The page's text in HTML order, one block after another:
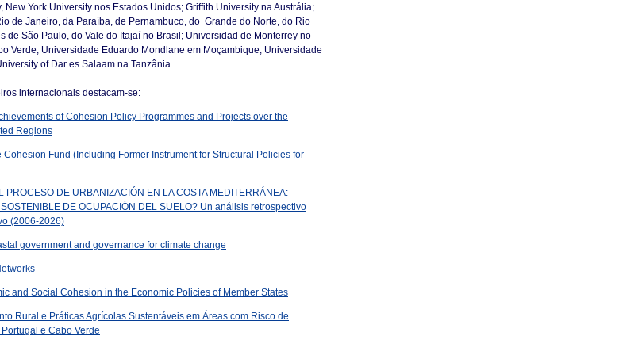
New York University nos Estados Unidos; Griffith University na Austrália;
de Janeiro, da Paraíba, de Pernambuco, do Grande do Norte, do Rio
de São Paulo, do Vale do Itajaí no Brasil; Universidad de Monterrey no
Verde; Universidade Eduardo Mondlane em Moçambique; Universidade
of Dar es Salaam na Tanzânia.
internacionais destacam-se:
of Cohesion Policy Programmes and Projects over the
Regions
Cohesion Fund (Including Former Instrument for Structural Policies for
PROCESO DE URBANIZACIÓN EN LA COSTA MEDITERRÁNEA:
DE OCUPACIÓN DEL SUELO? Un análisis retrospectivo
(2006-2026)
government and governance for climate change
and Social Cohesion in the Economic Policies of Member States
Rural e Práticas Agrícolas Sustentáveis em Áreas com Risco de
e Cabo Verde